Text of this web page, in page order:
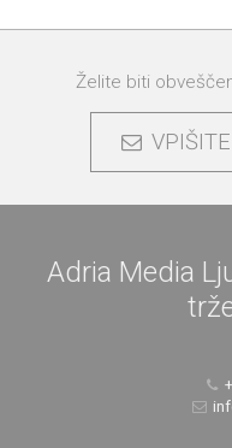
Želite biti
Adria Media